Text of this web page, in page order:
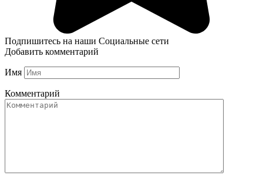
Подпишитесь на наши Социальные сети
Добавить комментарий
Имя
Комментарий